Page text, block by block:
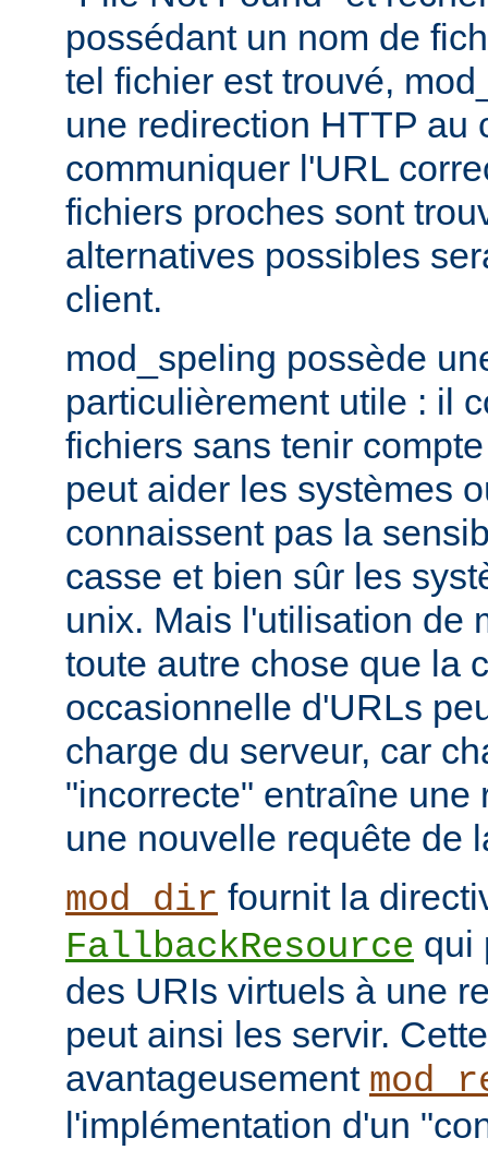
possédant un nom de
tel fichier est trouvé,
une redirection HTTP au
communiquer l'URL
fichiers proches sont
alternatives possibles
client.
mod_speling possède
particulièrement utile : il
fichiers sans tenir
peut aider les systèmes
connaissent pas la
casse et bien sûr les
unix. Mais l'utilisation de
toute autre chose que la
occasionnelle d'URLs
charge du serveur, car
"incorrecte" entraîne une
une nouvelle requête de
mod_dir fournit la
FallbackResource qui
des URIs virtuels à une
peut ainsi les servir.
avantageusement
l'implémentation d'un